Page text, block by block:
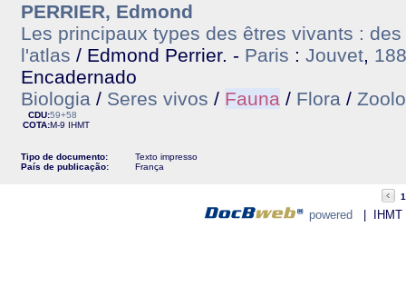
PERRIER, Edmond
Les principaux types des êtres vivants :
l'atlas / Edmond Perrier. - Paris : Jouvet,
Encadernado
Biologia / Seres vivos / Fauna / Flora /
CDU:59+58
COTA:M-9 IHMT
Tipo de documento:
Texto impresso
País de publicação:
França
1
powered | IHMT -